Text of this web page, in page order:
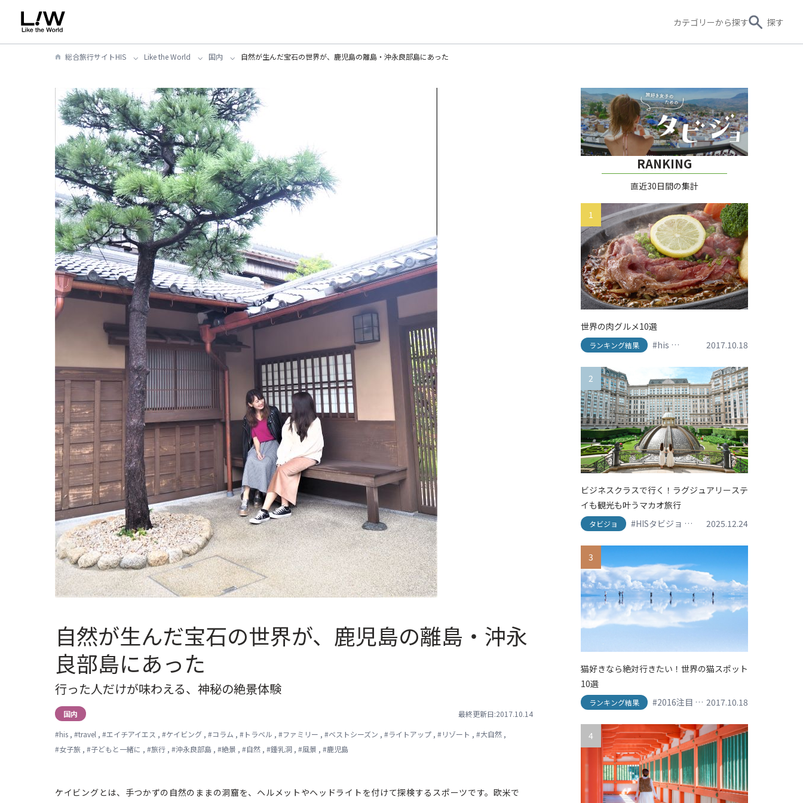
カテゴリーから探す 探す
総合旅行サイトHIS Like the World 国内 自然が生んだ宝石の世界が、鹿児島の離島・沖永良部島にあった
自然が生んだ宝石の世界が、鹿児島の離島・沖永
良部島にあった
行った人だけが味わえる、神秘の絶景体験
国内
#his , #travel , #エイチアイエス , #ケイビング , #コラム , #トラベル , #ファミリー , #ベストシーズン , #ライトアップ , #リゾート , #大自然 ,
#女子旅 , #子どもと一緒に , #旅行 , #沖永良部島 , #絶景 , #自然 , #鍾乳洞 , #風景 , #鹿児島
最終更新日:2017.10.14
ケイビングとは、手つかずの自然のままの洞窟を、ヘルメットやヘッドライトを付けて探検するスポーツです。欧米で
RANKING
直近30日間の集計
1
世界の肉グルメ10選
ランキング結果 #his #travel #アメリカ
2017.10.18
2
ビジネスクラスで行く！ラグジュアリーステ
イも観光も叶うマカオ旅行
タビジョ #HISタビジョ #HISタビジョレポーター
2025.12.24
3
猫好きなら絶対行きたい！世界の猫スポット
10選
ランキング結果 #2016注目 #his #shopping
2017.10.18
4